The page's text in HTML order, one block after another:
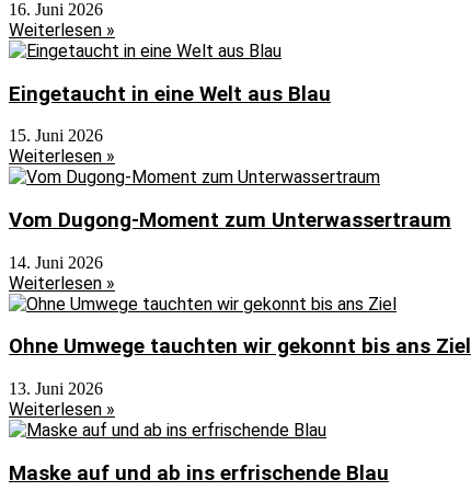
16. Juni 2026
Weiterlesen »
Eingetaucht in eine Welt aus Blau
15. Juni 2026
Weiterlesen »
Vom Dugong-Moment zum Unterwassertraum
14. Juni 2026
Weiterlesen »
Ohne Umwege tauchten wir gekonnt bis ans Ziel
13. Juni 2026
Weiterlesen »
Maske auf und ab ins erfrischende Blau